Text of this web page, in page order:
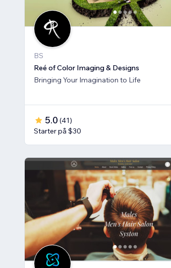
BS
Reé of Color Imaging & Designs
Bringing Your Imagination to Life
5.0 (41)
Starter på $30